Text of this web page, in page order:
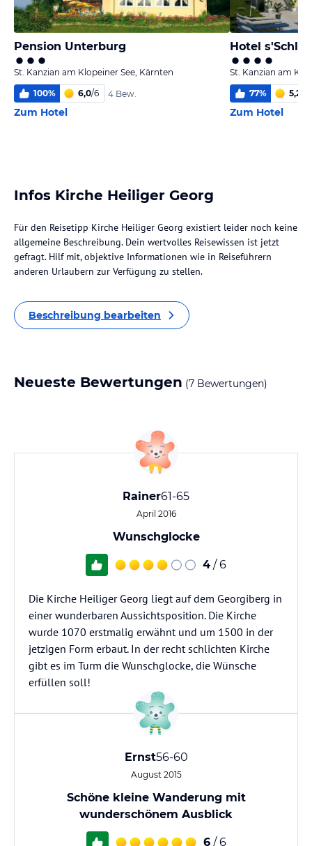
Pension Unterburg
St. Kanzian am Klopeiner See, Kärnten
100% 6,0/6 4 Bew.
Zum Hotel
Hotel
St. Kanzian am
77% 5,2
Zum Hotel
Infos Kirche Heiliger Georg
Für den Reisetipp Kirche Heiliger Georg existiert leider noch keine
allgemeine Beschreibung. Dein wertvolles Reisewissen ist jetzt
gefragt. Hilf mit, objektive Informationen wie in Reiseführern
anderen Urlaubern zur Verfügung zu stellen.
Beschreibung bearbeiten
Neueste Bewertungen (7 Bewertungen)
Rainer61-65
April 2016
Wunschglocke
4 / 6
Die Kirche Heiliger Georg liegt auf dem Georgiberg in
einer wunderbaren Aussichtsposition. Die Kirche
wurde 1070 erstmalig erwähnt und um 1500 in der
jetzigen Form erbaut. In der recht schlichten Kirche
gibt es im Turm die Wunschglocke, die Wünsche
erfüllen soll!
Ernst56-60
August 2015
Schöne kleine Wanderung mit
wunderschönem Ausblick
6 / 6